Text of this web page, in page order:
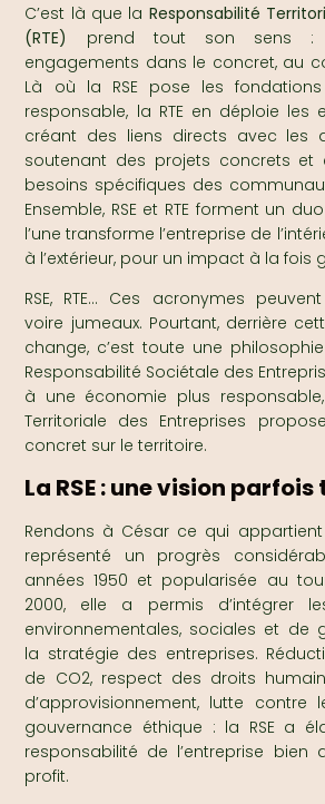
C’est là que la Responsabilité
(RTE)
prend tout son sens :
engagements dans le concret, au
Là où la RSE pose les
responsable, la RTE en déploie les
créant des liens directs avec les
soutenant des projets concrets et
besoins spécifiques des
Ensemble, RSE et RTE forment un
l’une transforme l’entreprise de
à l’extérieur, pour un impact à la fois
RSE, RTE… Ces acronymes
voire jumeaux. Pourtant, derrière
change, c’est toute une
Responsabilité Sociétale des
à une économie plus
Territoriale des Entreprises
concret sur le territoire.
La RSE : une vision
Rendons à César ce qui appartient
représenté un progrès
années 1950 et popularisée au
2000, elle a permis d’intégrer
environnementales, sociales et de
la stratégie des entreprises.
de CO2, respect des droits
d’approvisionnement, lutte contre
gouvernance éthique : la RSE a
responsabilité de l’entreprise bien
profit.